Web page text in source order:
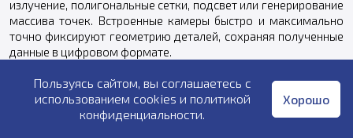
излучение, полигональные сетки, подсвет или генерирование
массива точек. Встроенные камеры быстро и максимально
точно фиксируют геометрию деталей, сохраняя полученные
данные в цифровом формате.
Компания 3DVision предлагает различные модели 3D-
сканеров для оцифровки небольших и крупных предметов по
доступным ценам.
Пользуясь сайтом, вы соглашаетесь с
использованием cookies и политикой
конфиденциальности.
Хорошо